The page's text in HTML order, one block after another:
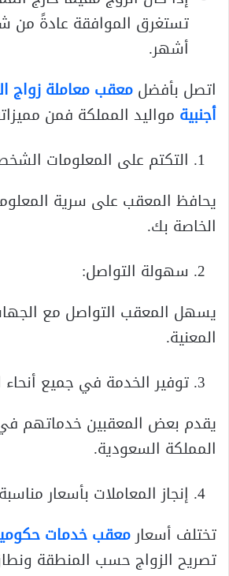
تستغرق الموافقة عادةً من
أشهر.
اتصل بأفضلمعقب معاملة زواج
أجنبية مواليد المملكة فمن
التكتم على المعلومات
يحافظ المعقب على سرية
الخاصة بك.
سهولة التواصل:
يسهل المعقب التواصل مع
المعنية.
توفير الخدمة في جميع أنحاء
يقدم بعض المعقبين خدماتهم
المملكة السعودية.
إنجاز المعاملات بأسعار
تختلف أسعارمعقب خدمات
تصريح الزواج حسب المنطقة